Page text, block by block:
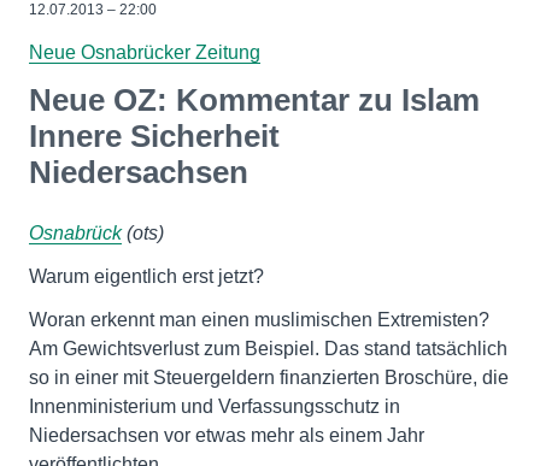
12.07.2013 – 22:00
Neue Osnabrücker Zeitung
Neue OZ: Kommentar zu Islam
Innere Sicherheit
Niedersachsen
Osnabrück(ots)
Warum eigentlich erst jetzt?
Woran erkennt man einen muslimischen Extremisten?
Am Gewichtsverlust zum Beispiel. Das stand tatsächlich
so in einer mit Steuergeldern finanzierten Broschüre, die
Innenministerium und Verfassungsschutz in
Niedersachsen vor etwas mehr als einem Jahr